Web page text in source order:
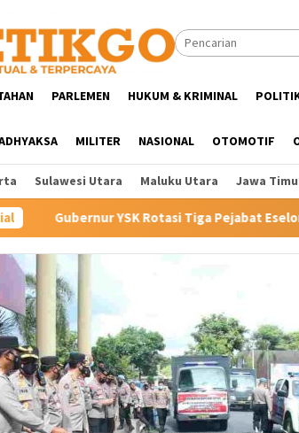
PARLEMEN HUKUM & KRIMINAL
MILITER NASIONAL OTOMOTIF
Sulawesi Utara Maluku Utara Jawa
Tiga Pejabat Eselon II Pemprov Sulut,